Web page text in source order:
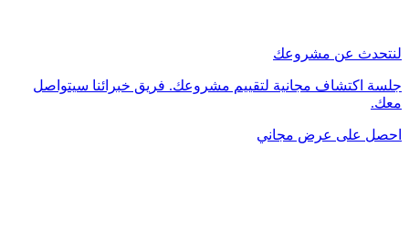
لنتحدث عن مشروعك
جلسة اكتشاف مجانية لتقييم مشروعك. فريق خبرائنا سيتواصل
معك.
احصل على عرض مجاني